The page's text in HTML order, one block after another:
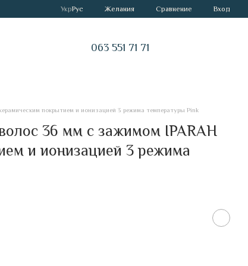
УкрРус Желания Сравнение Вход
063 551 71 71
покрытием и ионизацией 3 режима температуры Pink
36 мм с зажимом IPARAH
и ионизацией 3 режима